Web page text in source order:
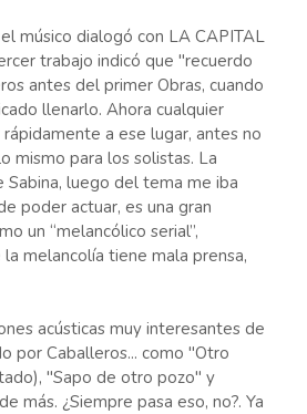
músico dialogó con LA CAPITAL
trabajo indicó que "recuerdo
antes del primer Obras, cuando
llenarlo. Ahora cualquier
a ese lugar, antes no
mismo para los solistas. La
luego del tema me iba
poder actuar, es una gran
un “melancólico serial”,
melancolía tiene mala prensa,
acústicas muy interesantes de
por Caballeros... como "Otro
"Sapo de otro pozo" y
más. ¿Siempre pasa eso, no?. Ya